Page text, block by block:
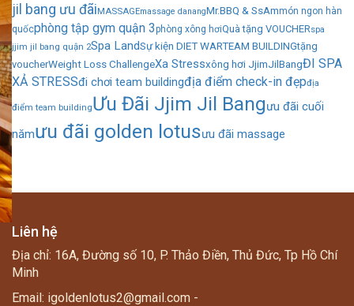
jil bang ưu đãiMASSAGEmassage danangMr.BBQ & SsAmmón ngon hàn
quốcphòng tập gym quận 3phòng xông hơiQuà tặng VOUCHERspa
jjim jil bang quận 2Spa LandSự kiện DIET WARTEAM BUILDINGtặng
voucherWeight Loss ChallengeXa Stressxông hơi JjimJilBangĐI SPA
XẢ STRESSđi chơi team buildingđịa điểm check-in đẹpđịa
điểm team buildingƯu Đãi Jjim Jil Bangưu đãi cuối
nămưu đãi golden lotusưu đãi massage
Liên hệ
Địa chỉ: 16A, Đường số 10, P. Thảo Điền, Thủ Đức, Tp Hồ Chí
Minh
Email: igoldenlotus2@gmail.com -